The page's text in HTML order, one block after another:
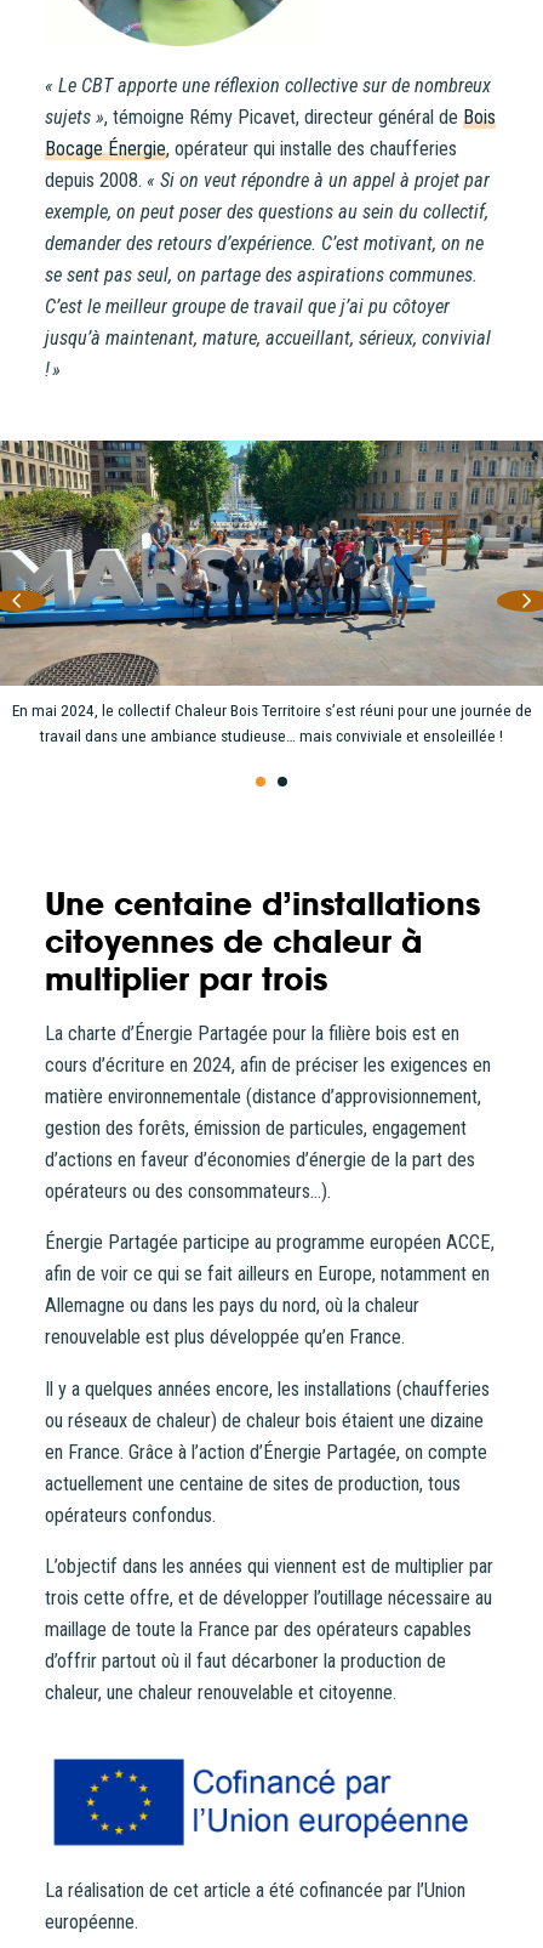
« Le CBT apporte une réflexion collective sur de nombreux
sujets », témoigne Rémy Picavet, directeur général de Bois
Bocage Énergie, opérateur qui installe des chaufferies
depuis 2008. « Si on veut répondre à un appel à projet par
exemple, on peut poser des questions au sein du collectif,
demander des retours d’expérience. C’est motivant, on ne
se sent pas seul, on partage des aspirations communes.
C’est le meilleur groupe de travail que j’ai pu côtoyer
jusqu’à maintenant, mature, accueillant, sérieux, convivial
! »
En mai 2024, le collectif Chaleur Bois Territoire s’est réuni pour une journée de
travail dans une ambiance studieuse… mais conviviale et ensoleillée !
Une centaine d’installations
citoyennes de chaleur à
multiplier par trois
La charte d’Énergie Partagée pour la filière bois est en
cours d’écriture en 2024, afin de préciser les exigences en
matière environnementale (distance d’approvisionnement,
gestion des forêts, émission de particules, engagement
d’actions en faveur d’économies d’énergie de la part des
opérateurs ou des consommateurs…).
Énergie Partagée participe au programme européen ACCE,
afin de voir ce qui se fait ailleurs en Europe, notamment en
Allemagne ou dans les pays du nord, où la chaleur
renouvelable est plus développée qu’en France.
Il y a quelques années encore, les installations (chaufferies
ou réseaux de chaleur) de chaleur bois étaient une dizaine
en France. Grâce à l’action d’Énergie Partagée, on compte
actuellement une centaine de sites de production, tous
opérateurs confondus.
L’objectif dans les années qui viennent est de multiplier par
trois cette offre, et de développer l’outillage nécessaire au
maillage de toute la France par des opérateurs capables
d’offrir partout où il faut décarboner la production de
chaleur, une chaleur renouvelable et citoyenne.
La réalisation de cet article a été cofinancée par l’Union
européenne.